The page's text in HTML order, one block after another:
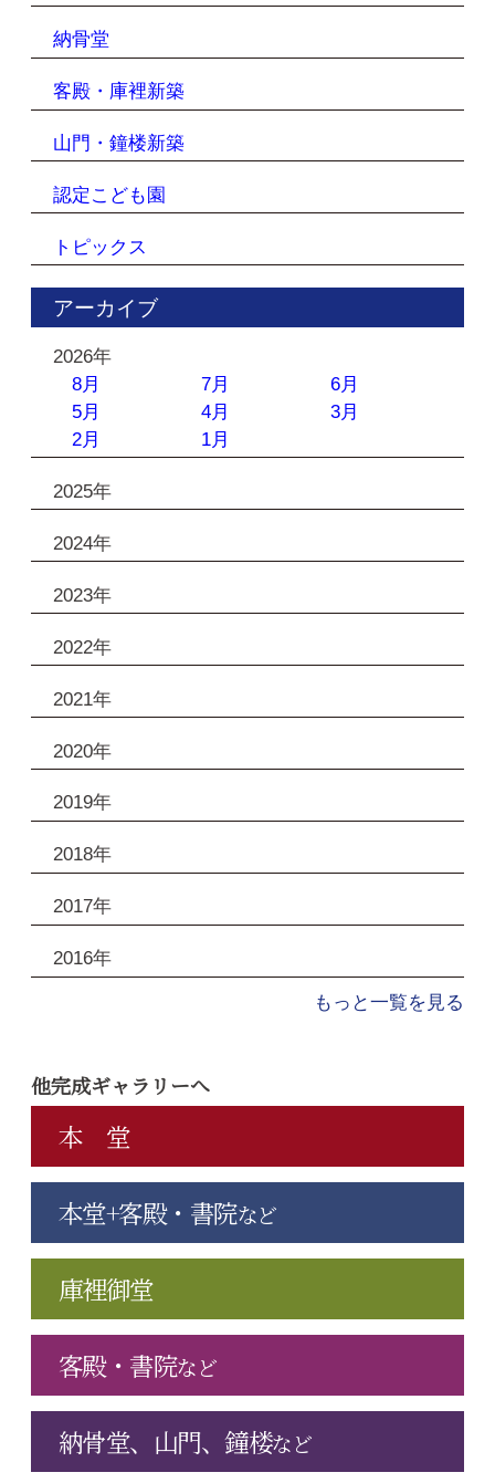
納骨堂
客殿・庫裡新築
山門・鐘楼新築
認定こども園
トピックス
アーカイブ
2026年
8月
7月
6月
5月
4月
3月
2月
1月
2025年
2024年
2023年
2022年
2021年
2020年
2019年
2018年
2017年
2016年
もっと一覧を見る
他完成ギャラリーへ
本 堂
本堂+客殿・書院など
庫裡御堂
客殿・書院など
納骨堂、山門、鐘楼など